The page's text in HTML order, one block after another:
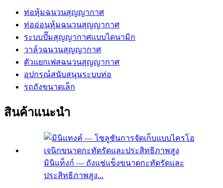
ท่อหุ้มฉนวนสุญญากาศ
ท่ออ่อนหุ้มฉนวนสุญญากาศ
ระบบปั๊มสุญญากาศแบบไดนามิก
วาล์วฉนวนสุญญากาศ
ตัวแยกเฟสฉนวนสุญญากาศ
อุปกรณ์สนับสนุนระบบท่อ
รถถังขนาดเล็ก
สินค้าแนะนำ
มินิแท็งก์ — ถังแช่แข็งขนาดกะทัดรัดและ
ประสิทธิภาพสูง...